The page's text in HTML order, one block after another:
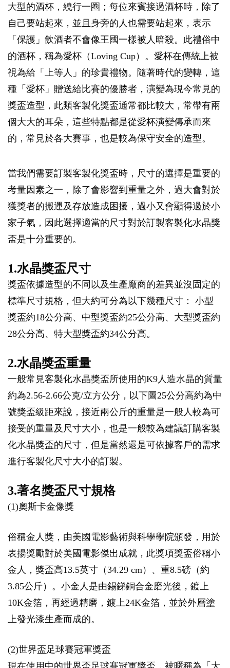
大型的酒杯，繞行一圈；每位來賓接過酒杯時，除了
自己要站起來，並且身旁的人也需要站起來，表示
「保護」飲酒者不會像王國一樣被人暗殺。此禮俗中
的酒杯，稱為愛杯（Loving Cup）。愛杯在傳統上被
視為給「上等人」的珍貴禮物。隨著時代的變轉，這
種「愛杯」贈送給比賽的優勝者，演變為現今常見的
獎盃造型，此類客製化獎盃通常都比較大，常帶有兩
個大大的耳朵，這些特點都是從愛杯演變傳承而來
的，常見於各大賽事，也是較為保守安全的造型。
當我們需要訂製客製化獎盃時，尺寸的選擇是重要的
考量因素之一，除了會影響到重量之外，過大會對於
獲獎者的搬運及存放造成困擾，過小又會顯得過於小
家子氣，因此選擇適當的尺寸對於訂製客製化水晶獎
盃是十分重要的。
1.水晶獎盃尺寸
獎盃依據造型的不同以及生產廠商的差異並沒固定的
標準尺寸規格，但大約可分為以下幾種尺寸： 小型
獎盃約18公分高、中型獎盃約25公分高、大型獎盃約
28公分高、特大型獎盃約34公分高。
2.水晶獎盃重量
一般常見客製化水晶獎盃所使用的K9人造水晶的質量
約為2.56-2.66公克/立方公分，以下圖25公分高約為中
號獎盃級距來說，接近兩公斤的重量是一般人較為可
接受的重量及尺寸大小，也是一般較為建議訂購客製
化水晶獎盃的尺寸，但是當然還是可依據客戶的需求
進行客製化尺寸大小的訂製。
3.著名獎盃尺寸規格
(1)奧斯卡金像獎
俗稱金人獎，由美國電影藝術與科學學院頒發，用於
表揚獎勵對於美國電影傑出成就，此獎項獎盃俗稱小
金人，獎盃高13.5英寸（34.29 cm）、重8.5磅（約
3.85公斤）。小金人是由錫銻銅合金磨光後，鍍上
10K金箔，再經過精磨，鍍上24K金箔，並於外層塗
上發光漆生產而成的。
(2)世界盃足球賽冠軍獎盃
現在使用中的世界盃足球賽冠軍獎盃，被暱稱為「大